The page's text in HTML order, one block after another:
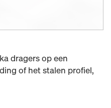
dragers op een
of het stalen profiel,